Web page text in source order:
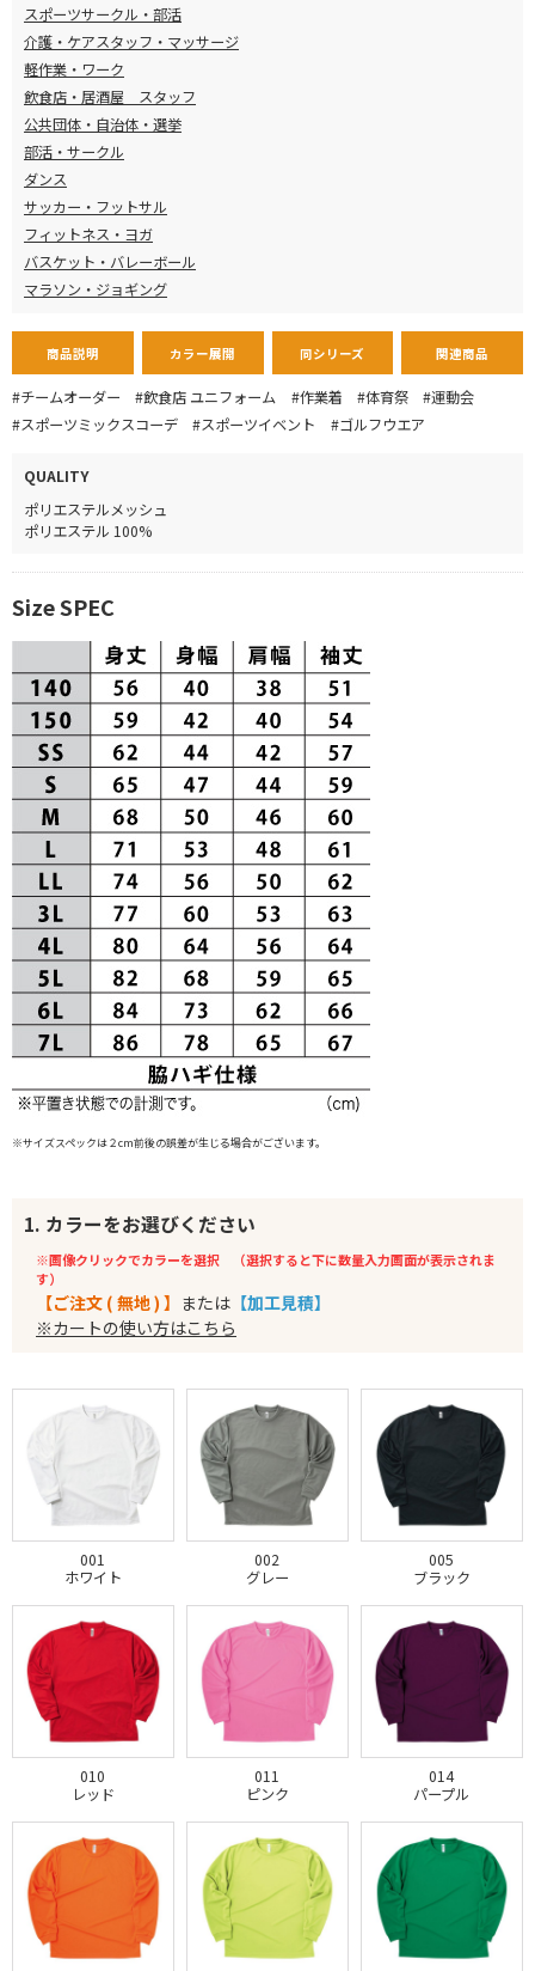
スポーツサークル・部活
介護・ケアスタッフ・マッサージ
軽作業・ワーク
飲食店・居酒屋 スタッフ
公共団体・自治体・選挙
部活・サークル
ダンス
サッカー・フットサル
フィットネス・ヨガ
バスケット・バレーボール
マラソン・ジョギング
商品説明 カラー展開 同シリーズ 関連商品
#チームオーダー #飲食店 ユニフォーム #作業着 #体育祭
#運動会
#スポーツミックスコーデ
#スポーツイベント #ゴルフウエア
QUALITY
ポリエステルメッシュ
ポリエステル 100%
Size SPEC
※サイズスペックは２cm前後の誤差が生じる場合がございます。
1. カラーをお選びください
※画像クリックでカラーを選択 （選択すると下に数量入力画面が表示されま
す）
【ご注文 ( 無地 ) 】 または 【加工見積】
※カートの使い方はこちら
001
ホワイト
002
グレー
005
ブラック
010
レッド
011
ピンク
014
パープル